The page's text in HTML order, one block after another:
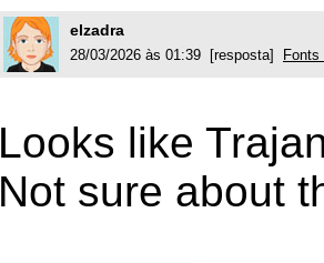
elzadra
28/03/2026 às 01:39 [resposta]
Looks like
Not sure about